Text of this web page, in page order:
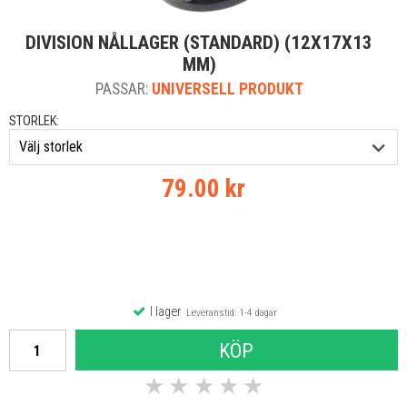
VÄLJ
När du valt kommer butiken visa delar för vald moped
och universella produkter.
DIVISION NÅLLAGER (STANDARD) (12X17X13
MM)
PASSAR: UNIVERSELL PRODUKT
STORLEK:
79.00 kr
I lagerLeveranstid: 1-4 dagar
KÖP
★ ★ ★ ★ ★